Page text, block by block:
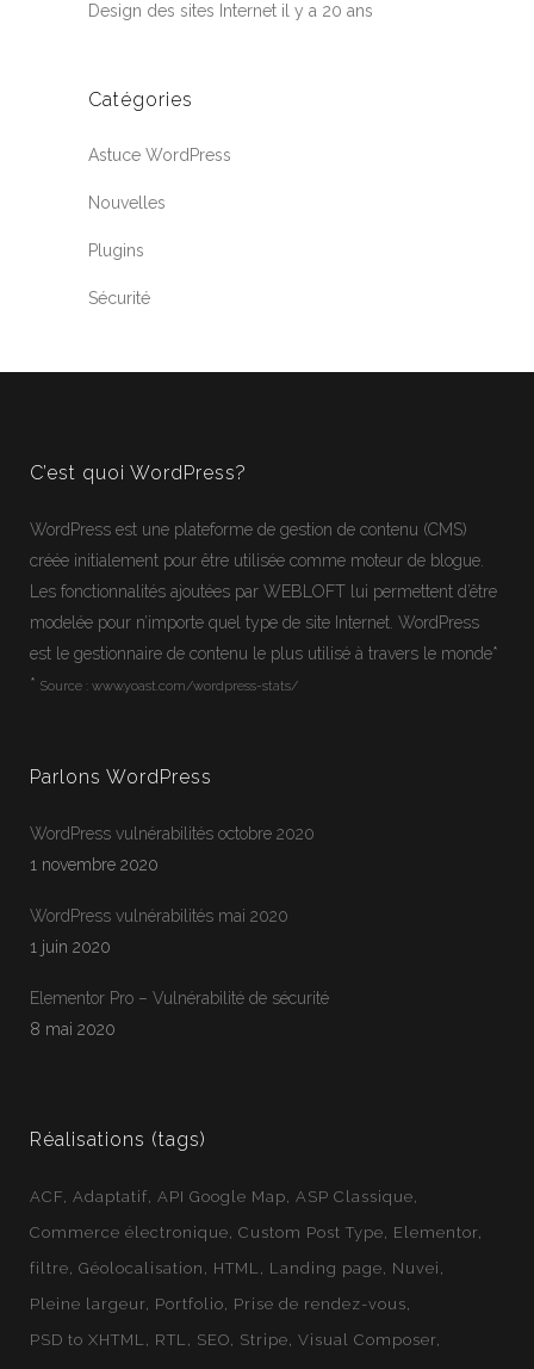
Design des sites Internet il y a 20 ans
Catégories
Astuce WordPress
Nouvelles
Plugins
Sécurité
C’est quoi WordPress?
WordPress est une plateforme de gestion de contenu (CMS)
créée initialement pour être utilisée comme moteur de blogue.
Les fonctionnalités ajoutées par WEBLOFT lui permettent d’être
modelée pour n’importe quel type de site Internet. WordPress
est le gestionnaire de contenu le plus utilisé à travers le monde*
* Source : www.yoast.com/wordpress-stats/
Parlons WordPress
WordPress vulnérabilités octobre 2020
1 novembre 2020
WordPress vulnérabilités mai 2020
1 juin 2020
Elementor Pro – Vulnérabilité de sécurité
8 mai 2020
Réalisations (tags)
ACF Adaptatif API Google Map ASP Classique
Commerce électronique Custom Post Type
Elementor
filtre Géolocalisation HTML Landing page
Nuvei
Pleine largeur Portfolio
Prise de rendez-vous
PSD to XHTML
RTL SEO Stripe Visual Composer
Jean-Francois En ligne
Webloft